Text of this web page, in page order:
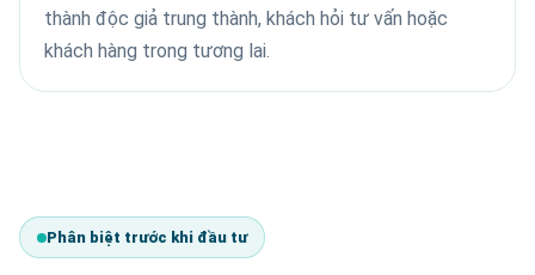
thành độc giả trung thành, khách hỏi tư vấn hoặc
khách hàng trong tương lai.
Phân biệt trước khi đầu tư